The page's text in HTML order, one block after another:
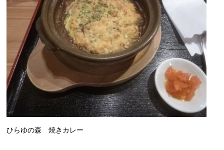
ひらゆの森 焼きカレー